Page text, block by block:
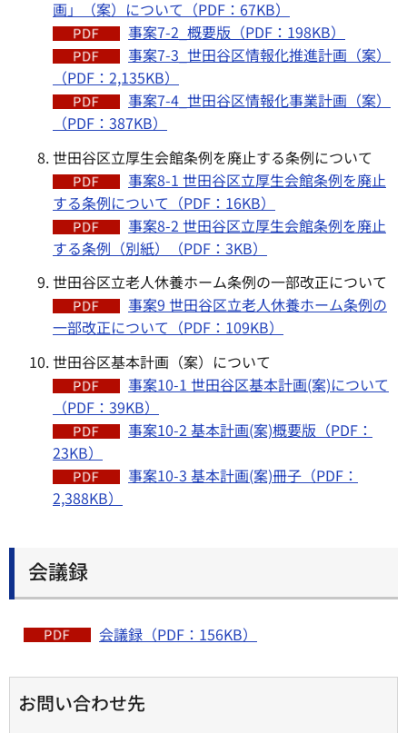
画」（案）について（PDF：67KB）
事案7-2_概要版（PDF：198KB）
事案7-3_世田谷区情報化推進計画（案）
（PDF：2,135KB）
事案7-4_世田谷区情報化事業計画（案）
（PDF：387KB）
世田谷区立厚生会館条例を廃止する条例について
事案8-1 世田谷区立厚生会館条例を廃止
する条例について（PDF：16KB）
事案8-2 世田谷区立厚生会館条例を廃止
する条例（別紙）（PDF：3KB）
世田谷区立老人休養ホーム条例の一部改正について
事案9 世田谷区立老人休養ホーム条例の
一部改正について（PDF：109KB）
世田谷区基本計画（案）について
事案10-1 世田谷区基本計画(案)について
（PDF：39KB）
事案10-2 基本計画(案)概要版（PDF：
23KB）
事案10-3 基本計画(案)冊子（PDF：
2,388KB）
会議録
会議録（PDF：156KB）
お問い合わせ先